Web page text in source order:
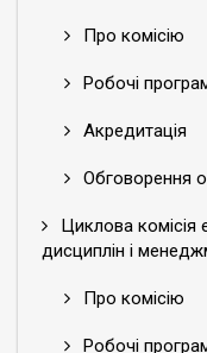
Про комісію
Робочі
Акредитація
Обговорення
Циклова комісія
дисциплін і
Про комісію
Робочі